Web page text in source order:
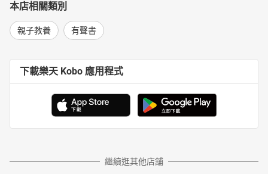
本店相關類別
親子教養 有聲書
下載樂天 Kobo 應用程式
繼續逛其他店舖